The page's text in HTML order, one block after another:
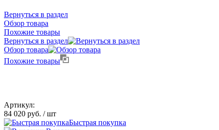
Вернуться в раздел
Обзор товара
Похожие товары
Вернуться в раздел
Обзор товара
Похожие товары
Артикул:
84 020 руб. / шт
Быстрая покупка